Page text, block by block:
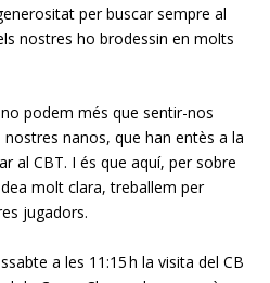
per buscar sempre al
nostres ho brodessin en molts
no podem més que sentir-nos
nostres nanos, que han entès a la
al CBT. I és que aquí, per sobre
molt clara, treballem per
jugadors.
a les 11:15 h la visita del CB